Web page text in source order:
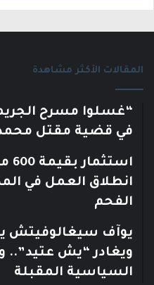
المقالات الأكثر مشاهدة
“غسلوا مسرح
في قضية مقتل
انطلاق العمل في
الفحم
يوآف سيغالوفيتش
ويغادر “يش عتيد”..
السياسية المقبلة